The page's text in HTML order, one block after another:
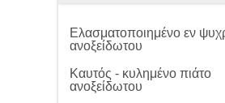
Ελασματοποιημένο εν
ανοξείδωτου
Καυτός - κυλημένο πιάτο
ανοξείδωτου